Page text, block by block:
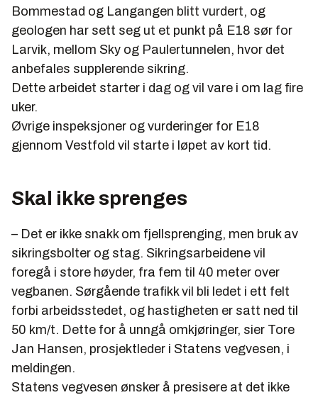
Bommestad og Langangen blitt vurdert, og
geologen har sett seg ut et punkt på E18 sør for
Larvik, mellom Sky og Paulertunnelen, hvor det
anbefales supplerende sikring.
Dette arbeidet starter i dag og vil vare i om lag fire
uker.
Øvrige inspeksjoner og vurderinger for E18
gjennom Vestfold vil starte i løpet av kort tid.
Skal ikke sprenges
– Det er ikke snakk om fjellsprenging, men bruk av
sikringsbolter og stag. Sikringsarbeidene vil
foregå i store høyder, fra fem til 40 meter over
vegbanen. Sørgående trafikk vil bli ledet i ett felt
forbi arbeidsstedet, og hastigheten er satt ned til
50 km/t. Dette for å unngå omkjøringer, sier Tore
Jan Hansen, prosjektleder i Statens vegvesen, i
meldingen.
Statens vegvesen ønsker å presisere at det ikke